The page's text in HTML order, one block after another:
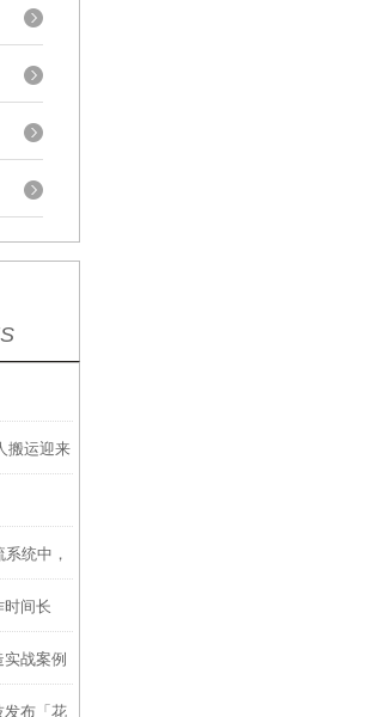
搬运迎来
统中，
产
时间长
战案例
发布「花